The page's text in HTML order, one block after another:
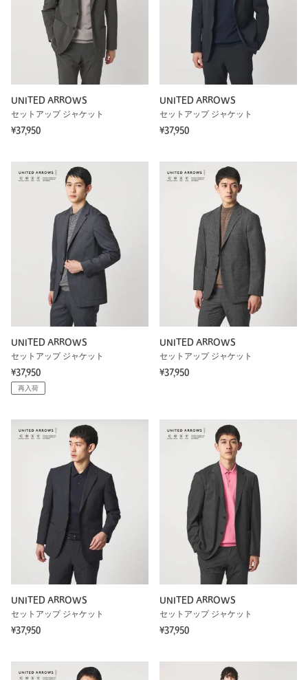
UNITED ARROWS
セットアップ ジャケット
¥37,950
UNITED ARROWS
セットアップ ジャケット
¥37,950
UNITED ARROWS
セットアップ ジャケット
¥37,950
再入荷
UNITED ARROWS
セットアップ ジャケット
¥37,950
UNITED ARROWS
セットアップ ジャケット
¥37,950
UNITED ARROWS
セットアップ ジャケット
¥37,950